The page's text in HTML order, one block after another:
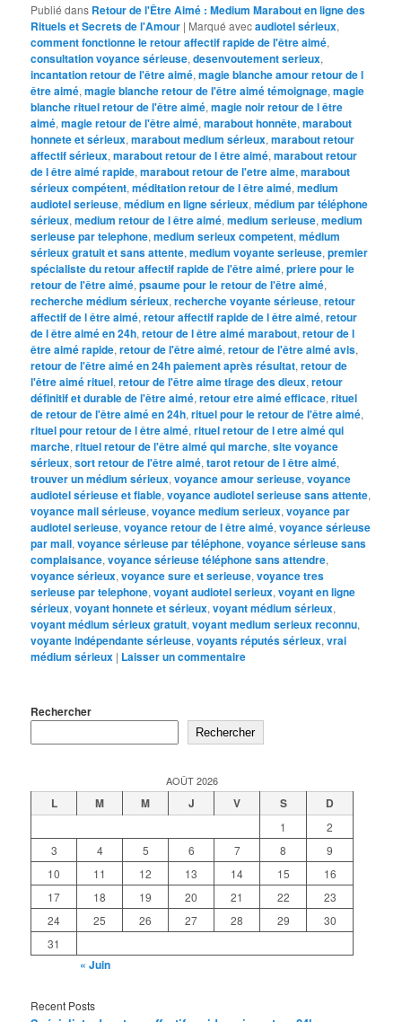
Publié dans Retour de l'Être Aimé : Medium Marabout en ligne des
Rituels et Secrets de l'Amour | Marqué avecaudiotel sérieux,
comment fonctionne le retour affectif rapide de l'être aimé,
consultation voyance sérieuse,desenvoutement serieux,
incantation retour de l'être aimé,magie blanche amour retour de l
être aimé,magie blanche retour de l'être aimé témoignage,magie
blanche rituel retour de l'être aimé,magie noir retour de l être
aimé,magie retour de l'être aimé,marabout honnête,marabout
honnete et sérieux,marabout medium sérieux,marabout retour
affectif sérieux,marabout retour de l être aimé,marabout retour
de l être aimé rapide,marabout retour de l'etre aime,marabout
sérieux compétent,méditation retour de l être aimé,medium
audiotel serieuse,médium en ligne sérieux,médium par téléphone
sérieux,medium retour de l être aimé,medium serieuse,medium
serieuse par telephone,medium serieux competent,médium
sérieux gratuit et sans attente,medium voyante serieuse,premier
spécialiste du retour affectif rapide de l'être aimé,priere pour le
retour de l'être aimé,psaume pour le retour de l'être aimé,
recherche médium sérieux,recherche voyante sérieuse,retour
affectif de l être aimé,retour affectif rapide de l être aimé,retour
de l être aimé en 24h,retour de l être aimé marabout,retour de l
être aimé rapide,retour de l'être aimé,retour de l'être aimé avis,
retour de l'être aimé en 24h paiement après résultat,retour de
l'être aimé rituel,retour de l'être aime tirage des dieux,retour
définitif et durable de l'être aimé,retour etre aimé efficace,rituel
de retour de l'être aimé en 24h,rituel pour le retour de l'être aimé,
rituel pour retour de l être aimé,rituel retour de l etre aimé qui
marche,rituel retour de l'être aimé qui marche,site voyance
sérieux,sort retour de l'être aimé,tarot retour de l être aimé,
trouver un médium sérieux,voyance amour serieuse,voyance
audiotel sérieuse et fiable,voyance audiotel serieuse sans attente,
voyance mail sérieuse,voyance medium serieux,voyance par
audiotel serieuse,voyance retour de l être aimé,voyance sérieuse
par mail,voyance sérieuse par téléphone,voyance sérieuse sans
complaisance,voyance sérieuse téléphone sans attendre,
voyance sérieux,voyance sure et serieuse,voyance tres
serieuse par telephone,voyant audiotel serieux,voyant en ligne
sérieux,voyant honnete et sérieux,voyant médium sérieux,
voyant médium sérieux gratuit,voyant medium serieux reconnu,
voyante indépendante sérieuse,voyants réputés sérieux,vrai
médium sérieux | Laisser un commentaire
Rechercher
Rechercher
AOÛT 2026
L M M J V S D
1
2
3
4 5 6 7 8
9
10
11 12 13 14 15
16
17
18 19 20 21 22
23
24
25 26 27 28 29
30
31
« Juin
Recent Posts